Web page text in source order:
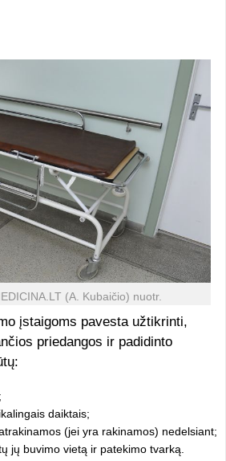
(A. Kubaičio) nuotr.
įstaigoms pavesta užtikrinti,
priedangos ir padidinto
daiktais;
(jei yra rakinamos) nedelsiant;
jų buvimo vietą ir patekimo tvarką.